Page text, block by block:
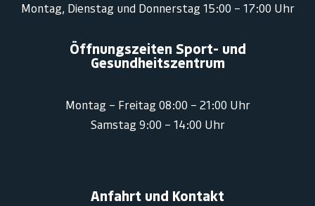
Montag, Dienstag und Donnerstag 15:00 – 17:00 Uhr
Öffnungszeiten Sport- und
Gesundheitszentrum
Montag – Freitag 08:00 – 21:00 Uhr
Samstag 9:00 – 14:00 Uhr
Anfahrt und Kontakt